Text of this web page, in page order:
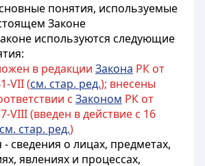
понятия, используемые
Законе
используются следующие
в редакции Закона РК от
VII (см. стар. ред.); внесены
с Законом РК от
VIII (введен в действие с 16
см. стар. ред.)
сведения о лицах, предметах,
явлениях и процессах,